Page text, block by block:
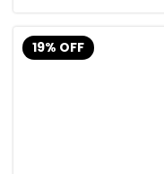
19% OFF